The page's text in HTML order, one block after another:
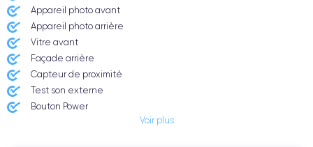
Appareil photo avant
Appareil photo arrière ​
Vitre avant ​
Façade arrière
Capteur de proximité
Test son externe
Bouton Power
Voir plus